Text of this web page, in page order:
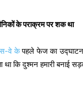
के पराक्रम पर शक था
वे केपहले फेज का उद्घाटन
था कि दुश्मन हमारी